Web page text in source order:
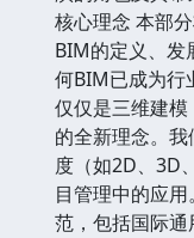
核心理念 本部
BIM的定义、发
何BIM已成为行
仅仅是三维建
的全新理念。
度（如2D、3D
目管理中的应
范，包括国际